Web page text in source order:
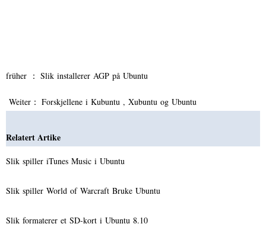
früher ： Slik installerer AGP på Ubuntu
Weiter： Forskjellene i Kubuntu , Xubuntu og Ubuntu
Relatert Artike
Slik spiller iTunes Music i Ubuntu
Slik spiller World of Warcraft Bruke Ubuntu
Slik formaterer et SD-kort i Ubuntu 8.10